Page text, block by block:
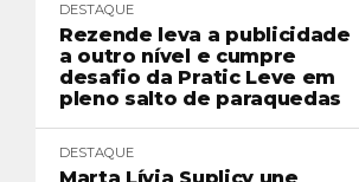
DESTAQUE
Rezende leva a publicidade
a outro nível e cumpre
desafio da Pratic Leve em
pleno salto de paraquedas
DESTAQUE